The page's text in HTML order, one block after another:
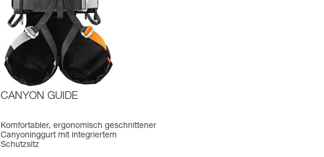
CANYON GUIDE
Komfortabler, ergonomisch geschnittener
Canyoninggurt mit integriertem
Schutzsitz